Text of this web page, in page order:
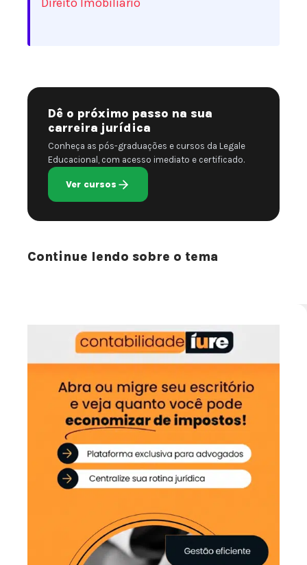
Dê o próximo passo na sua
carreira jurídica
Conheça as pós-graduações e cursos da Legale
Educacional, com acesso imediato e certificado.
Ver cursos
Continue lendo sobre o tema